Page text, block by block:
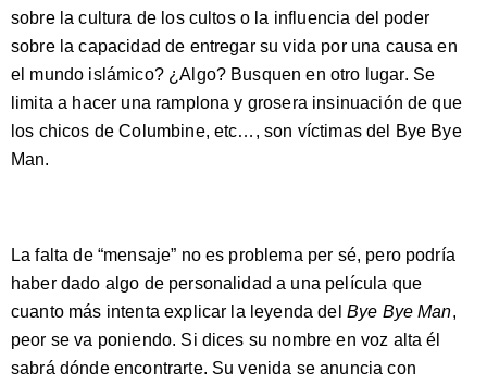
sobre la cultura de los cultos o la influencia del poder
sobre la capacidad de entregar su vida por una causa en
el mundo islámico? ¿Algo? Busquen en otro lugar. Se
limita a hacer una ramplona y grosera insinuación de que
los chicos de Columbine, etc…, son víctimas del Bye Bye
Man.
La falta de “mensaje” no es problema per sé, pero podría
haber dado algo de personalidad a una película que
cuanto más intenta explicar la leyenda del Bye Bye Man,
peor se va poniendo. Si dices su nombre en voz alta él
sabrá dónde encontrarte. Su venida se anuncia con